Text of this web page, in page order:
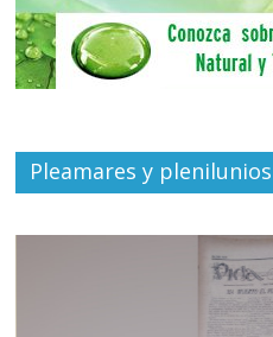
Pleamares y plenilunios